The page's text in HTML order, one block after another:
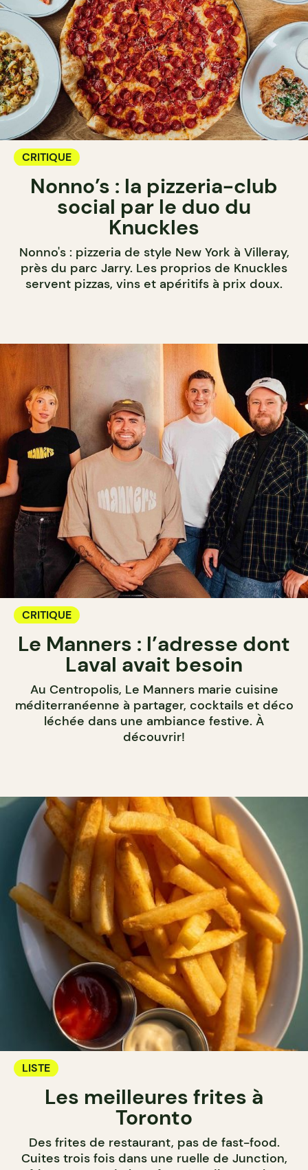
CRITIQUE
Nonno’s : la pizzeria-club
social par le duo du
Knuckles
Nonno's : pizzeria de style New York à Villeray,
près du parc Jarry. Les proprios de Knuckles
servent pizzas, vins et apéritifs à prix doux.
CRITIQUE
Le Manners : l’adresse dont
Laval avait besoin
Au Centropolis, Le Manners marie cuisine
méditerranéenne à partager, cocktails et déco
léchée dans une ambiance festive. À
découvrir!
LISTE
Les meilleures frites à
Toronto
Des frites de restaurant, pas de fast-food.
Cuites trois fois dans une ruelle de Junction,